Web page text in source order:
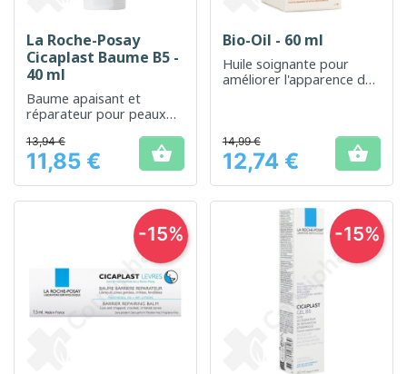
La Roche-Posay
Cicaplast Baume B5 -
40 ml
Baume apaisant et
réparateur pour peaux
Prix
13,94 €
11,85 € 
Bio-Oil - 60 ml
Huile soignante pour
améliorer l'apparence des
Prix
14,99 €
12,74 € 
-15% -15%